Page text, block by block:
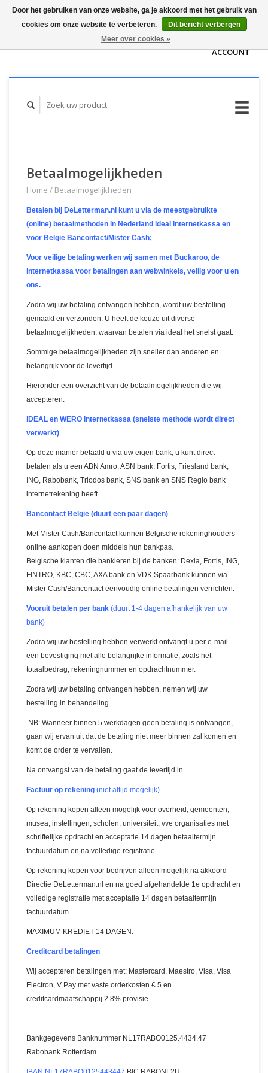
WINKELWAGEN
ACCOUNT
Betaalmogelijkheden
Home / Betaalmogelijkheden
Betalen bij DeLetterman.nl kunt u via de meestgebruikte
(online) betaalmethoden in Nederland ideal internetkassa en
voor Belgie Bancontact/Mister Cash;
Voor veilige betaling werken wij samen met Buckaroo, de
internetkassa voor betalingen aan webwinkels, veilig voor u en
ons.
Zodra wij uw betaling ontvangen hebben, wordt uw bestelling
gemaakt en verzonden. U heeft de keuze uit diverse
betaalmogelijkheden, waarvan betalen via ideal het snelst gaat.
Sommige betaalmogelijkheden zijn sneller dan anderen en
belangrijk voor de levertijd.
Hieronder een overzicht van de betaalmogelijkheden die wij
accepteren:
iDEAL en WERO internetkassa (snelste methode wordt direct
verwerkt)
Op deze manier betaald u via uw eigen bank, u kunt direct
betalen als u een ABN Amro, ASN bank, Fortis, Friesland bank,
ING, Rabobank, Triodos bank, SNS bank en SNS Regio bank
internetrekening heeft.
Bancontact Belgie (duurt een paar dagen)
Met Mister Cash/Bancontact kunnen Belgische rekeninghouders
online aankopen doen middels hun bankpas.
Belgische klanten die bankieren bij de banken: Dexia, Fortis, ING,
FINTRO, KBC, CBC, AXA bank en VDK Spaarbank kunnen via
Mister Cash/Bancontact eenvoudig online betalingen verrichten.
Vooruit betalen per bank (duurt 1-4 dagen afhankelijk van uw
bank)
Zodra wij uw bestelling hebben verwerkt ontvangt u per e-mail
een bevestiging met alle belangrijke informatie, zoals het
totaalbedrag, rekeningnummer en opdrachtnummer.
Zodra wij uw betaling ontvangen hebben, nemen wij uw
bestelling in behandeling.
NB: Wanneer binnen 5 werkdagen geen betaling is ontvangen,
gaan wij ervan uit dat de betaling niet meer binnen zal komen en
komt de order te vervallen.
Na ontvangst van de betaling gaat de levertijd in.
Factuur op rekening (niet altijd mogelijk)
Op rekening kopen alleen mogelijk voor overheid, gemeenten,
musea, instellingen, scholen, universiteit, vve organisaties met
schriftelijke opdracht en acceptatie 14 dagen betaaltermijn
factuurdatum en na volledige registratie.
Op rekening kopen voor bedrijven alleen mogelijk na akkoord
Directie DeLetterman.nl en na goed afgehandelde 1e opdracht en
volledige registratie met acceptatie 14 dagen betaaltermijn
factuurdatum.
MAXIMUM KREDIET 14 DAGEN.
Creditcard betalingen
Wij accepteren betalingen met; Mastercard, Maestro, Visa, Visa
Electron, V Pay met vaste orderkosten € 5 en
creditcardmaatschappij 2.8% provisie.
Bankgegevens Banknummer NL17RABO0125.4434.47
Rabobank Rotterdam
Door het gebruiken van onze website, ga je akkoord met het gebruik van
cookies om onze website te verbeteren.
Dit bericht verbergen
Meer over cookies »